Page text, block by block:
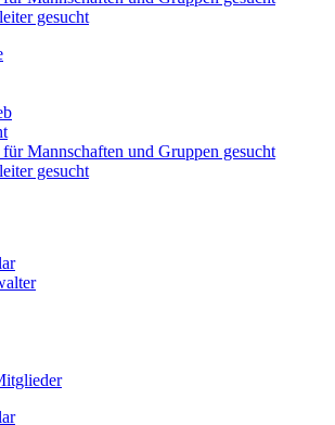
gesucht
Mannschaften und Gruppen gesucht
gesucht